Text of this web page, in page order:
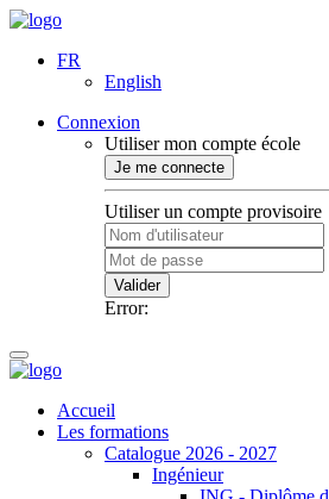
FR
English
Connexion
Utiliser mon compte école
Je me connecte
Utiliser un compte provisoire
Valider
Error:
Accueil
Les formations
Catalogue 2026 - 2027
Ingénieur